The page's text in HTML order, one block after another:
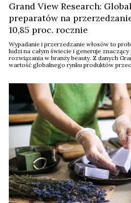
Grand View Research:
preparatów na
10,85 proc. rocznie
Wypadanie i przerzedzanie włosów to
ludzi na całym świecie i generuje
rozwiązania w branży beauty. Z danych
wartość globalnego rynku produktów